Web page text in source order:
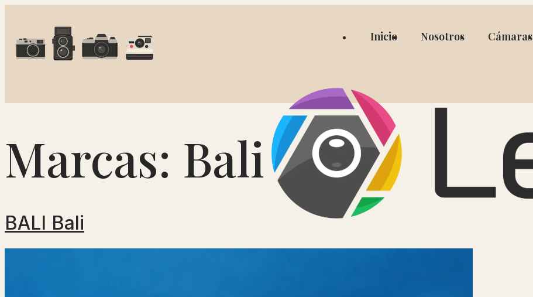
Inicio Nosotros Cámaras
Marcas: Bali
BALI Bali